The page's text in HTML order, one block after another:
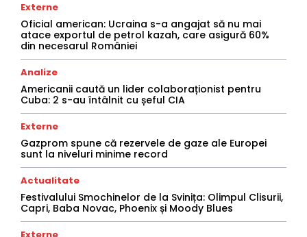
Externe
Oficial american: Ucraina s-a angajat să nu mai
atace exportul de petrol kazah, care asigură 60%
din necesarul României
Analize
Americanii caută un lider colaboraționist pentru
Cuba: 2 s-au întâlnit cu șeful CIA
Externe
Gazprom spune că rezervele de gaze ale Europei
sunt la niveluri minime record
Actualitate
Festivalului Smochinelor de la Svinița: Olimpul Clisurii,
Capri, Baba Novac, Phoenix și Moody Blues